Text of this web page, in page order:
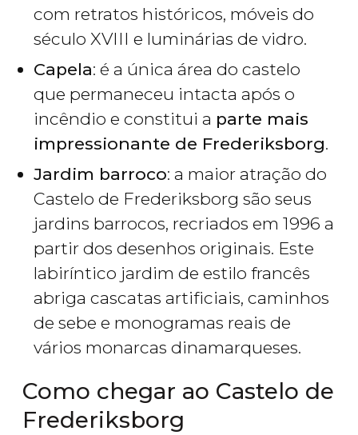
com retratos históricos, móveis do
século XVIII e luminárias de vidro.
Capela: é a única área do castelo
que permaneceu intacta após o
incêndio e constitui a parte mais
impressionante de Frederiksborg.
Jardim barroco: a maior atração do
Castelo de Frederiksborg são seus
jardins barrocos, recriados em 1996 a
partir dos desenhos originais. Este
labiríntico jardim de estilo francês
abriga cascatas artificiais, caminhos
de sebe e monogramas reais de
vários monarcas dinamarqueses.
Como chegar ao Castelo de
Frederiksborg